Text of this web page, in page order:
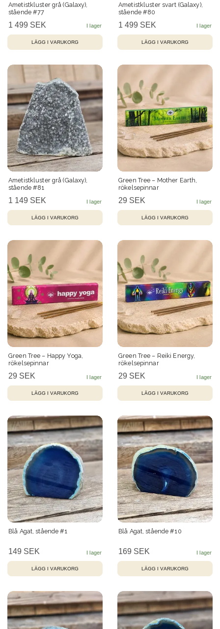
Ametistkluster grå (Galaxy),
stående #77
1 499 SEK
Ametistkluster svart (Galaxy),
stående #80
1 499 SEK
Ametistkluster grå (Galaxy),
stående #81
1 149 SEK
Green Tree – Mother Earth,
rökelsepinnar
29 SEK
Green Tree – Happy Yoga,
rökelsepinnar
29 SEK
Green Tree – Reiki Energy,
rökelsepinnar
29 SEK
Blå Agat, stående #1
149 SEK
Blå Agat, stående #10
169 SEK